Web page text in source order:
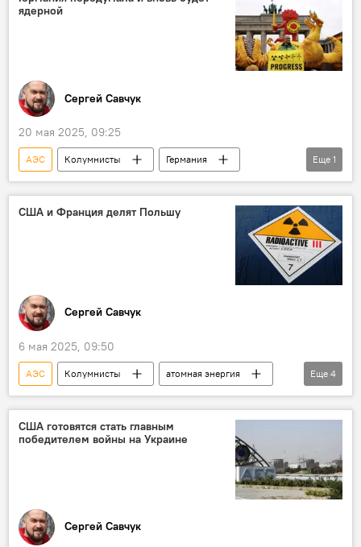
ядерной
Сергей Савчук
20 мая 2025, 09:25
АЭС Колумнисты
Германия
атомная энергия
Еще 1
США и Франция делят Польшу
Сергей Савчук
6 мая 2025, 09:50
АЭС Колумнисты
атомная энергия
Польша
США
Франция
Westinghouse Electric
Еще 4
США готовятся стать главным
победителем войны на Украине
Сергей Савчук